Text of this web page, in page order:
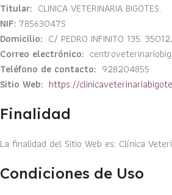
Titular: CLINICA VETERINARIA BIGOTES.
NIF: 78563047S
Domicilio: C/ PEDRO INFINITO 135.
Correo electrónico:
Teléfono de contacto: 928204855
Sitio Web: https://
Finalidad
La finalidad del Sitio Web es: Clínica
Condiciones de Uso